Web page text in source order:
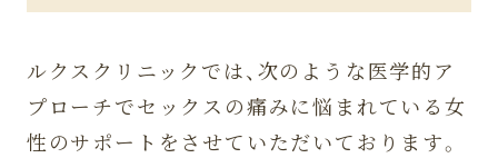
ルクスクリニックでは、次のような医学的ア
プローチでセックスの痛みに悩まれている女
性のサポートをさせていただいております。